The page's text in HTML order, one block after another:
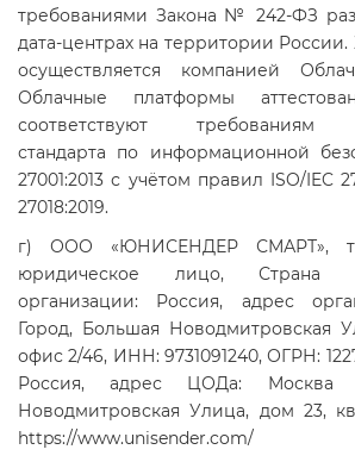
требованиями Закона № 242-ФЗ
дата-центрах на территории России.
осуществляется компанией
Облачные платформы
соответствуют требованиям
стандарта по информационной
27001:2013 с учётом правил ISO/IEC
27018:2019.
г) ООО «ЮНИСЕНДЕР СМАРТ»,
юридическое лицо, Страна
организации: Россия, адрес
Город, Большая Новодмитровская
офис 2/46, ИНН: 9731091240, ОГРН:
Россия, адрес ЦОДа: Москва
Новодмитровская Улица, дом 23,
https://www.unisender.com/